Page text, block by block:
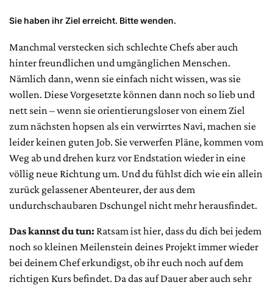
Sie haben ihr Ziel erreicht. Bitte wenden.
Manchmal verstecken sich schlechte Chefs aber auch
hinter freundlichen und umgänglichen Menschen.
Nämlich dann, wenn sie einfach nicht wissen, was sie
wollen. Diese Vorgesetzte können dann noch so lieb und
nett sein – wenn sie orientierungsloser von einem Ziel
zum nächsten hopsen als ein verwirrtes Navi, machen sie
leider keinen guten Job. Sie verwerfen Pläne, kommen vom
Weg ab und drehen kurz vor Endstation wieder in eine
völlig neue Richtung um. Und du fühlst dich wie ein allein
zurück gelassener Abenteurer, der aus dem
undurchschaubaren Dschungel nicht mehr herausfindet.
Das kannst du tun: Ratsam ist hier, dass du dich bei jedem
noch so kleinen Meilenstein deines Projekt immer wieder
bei deinem Chef erkundigst, ob ihr euch noch auf dem
richtigen Kurs befindet. Da das auf Dauer aber auch sehr